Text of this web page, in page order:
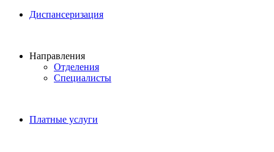
Диспансеризация
Направления
Отделения
Специалисты
Платные услуги